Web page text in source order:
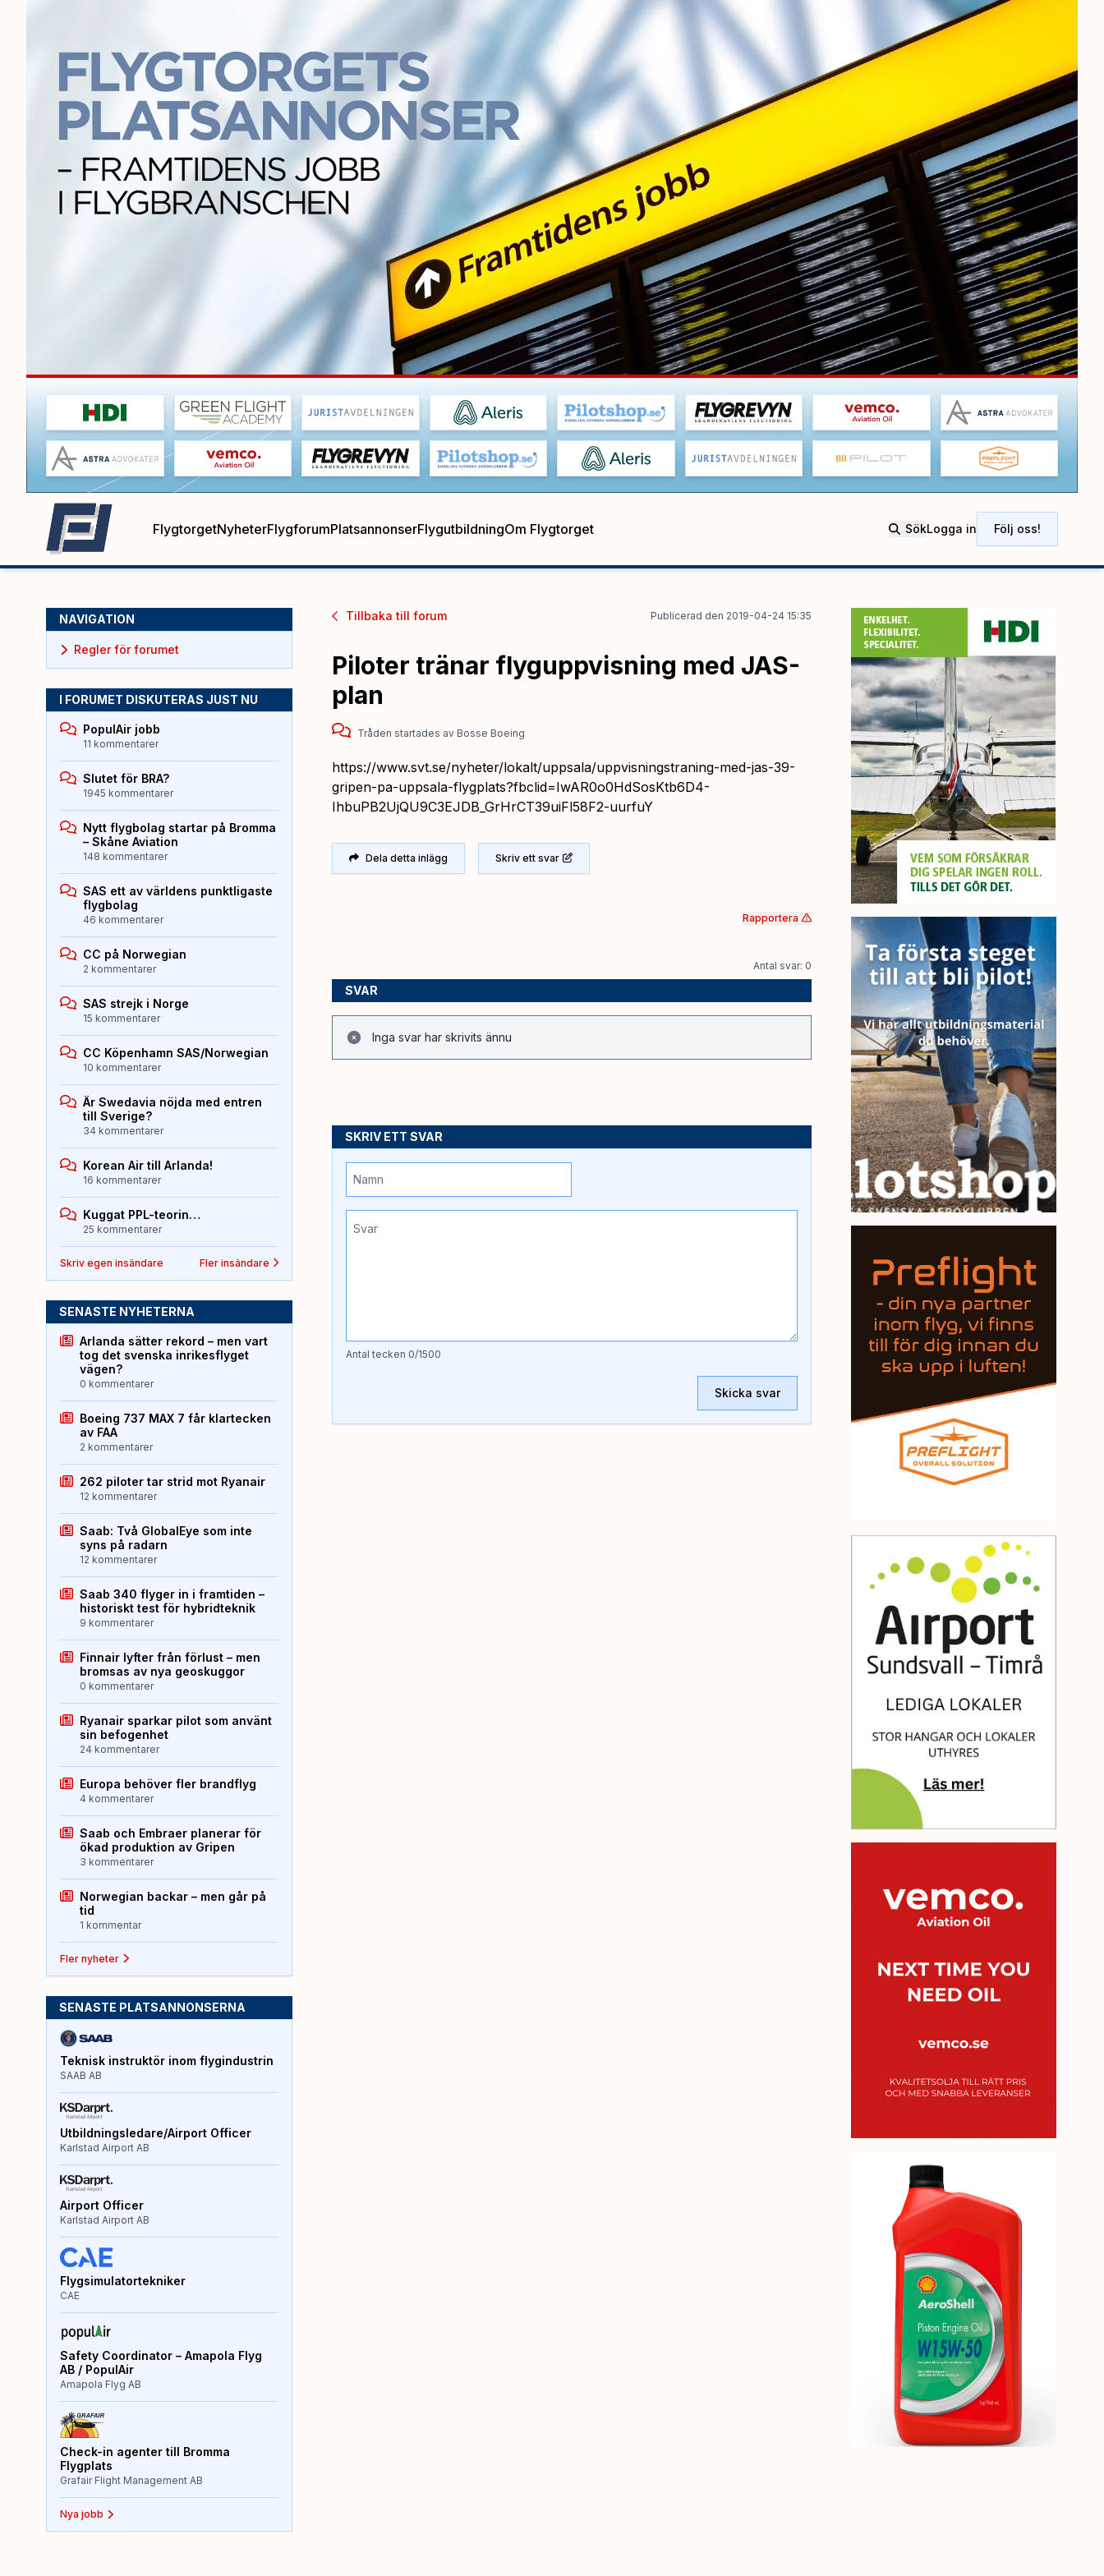
FlygtorgetNyheterFlygforumPlatsannonserFlygutbildningOm Flygtorget SökLogga in Följ oss!
Tillbaka till forum Publicerad den 2019-04-24 15:35
Piloter tränar flyguppvisning med JAS-
plan
Tråden startades av Bosse Boeing
https://www.svt.se/nyheter/lokalt/uppsala/uppvisningstraning-med-jas-39-
gripen-pa-uppsala-flygplats?fbclid=IwAR0o0HdSosKtb6D4-
IhbuPB2UjQU9C3EJDB_GrHrCT39uiFl58F2-uurfuY
Dela detta inlägg Skriv ett svar
Rapportera
Antal svar: 0
SVAR
Inga svar har skrivits ännu
SKRIV ETT SVAR
Antal tecken 0/1500
Skicka svar
NAVIGATION
Regler för forumet
I FORUMET DISKUTERAS JUST NU
PopulAir jobb
11 kommentarer
Slutet för BRA?
1945 kommentarer
Nytt flygbolag startar på Bromma
– Skåne Aviation
148 kommentarer
SAS ett av världens punktligaste
flygbolag
46 kommentarer
CC på Norwegian
2 kommentarer
SAS strejk i Norge
15 kommentarer
CC Köpenhamn SAS/Norwegian
10 kommentarer
Är Swedavia nöjda med entren
till Sverige?
34 kommentarer
Korean Air till Arlanda!
16 kommentarer
Kuggat PPL-teorin…
25 kommentarer
Skriv egen insändare Fler insändare
SENASTE NYHETERNA
Arlanda sätter rekord – men vart
tog det svenska inrikesflyget
vägen?
0 kommentarer
Boeing 737 MAX 7 får klartecken
av FAA
2 kommentarer
262 piloter tar strid mot Ryanair
12 kommentarer
Saab: Två GlobalEye som inte
syns på radarn
12 kommentarer
Saab 340 flyger in i framtiden –
historiskt test för hybridteknik
9 kommentarer
Finnair lyfter från förlust – men
bromsas av nya geoskuggor
0 kommentarer
Ryanair sparkar pilot som använt
sin befogenhet
24 kommentarer
Europa behöver fler brandflyg
4 kommentarer
Saab och Embraer planerar för
ökad produktion av Gripen
3 kommentarer
Norwegian backar – men går på
tid
1 kommentar
Fler nyheter
SENASTE PLATSANNONSERNA
Teknisk instruktör inom flygindustrin
SAAB AB
Utbildningsledare/Airport Officer
Karlstad Airport AB
Airport Officer
Karlstad Airport AB
Flygsimulatortekniker
CAE
Safety Coordinator – Amapola Flyg
AB / PopulAir
Amapola Flyg AB
Check-in agenter till Bromma
Flygplats
Grafair Flight Management AB
Nya jobb